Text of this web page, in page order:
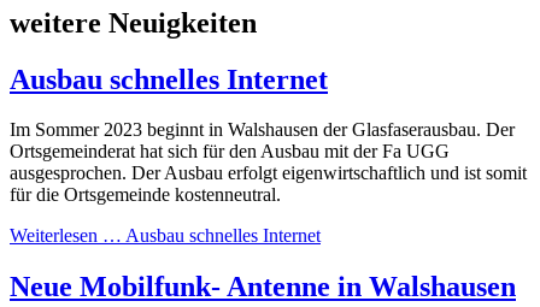
weitere Neuigkeiten
Ausbau schnelles Internet
Im Sommer 2023 beginnt in Walshausen der Glasfaserausbau. Der
Ortsgemeinderat hat sich für den Ausbau mit der Fa UGG
ausgesprochen. Der Ausbau erfolgt eigenwirtschaftlich und ist somit
für die Ortsgemeinde kostenneutral.
Weiterlesen … Ausbau schnelles Internet
Neue Mobilfunk- Antenne in Walshausen